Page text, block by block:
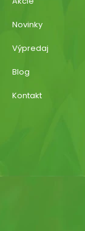
Novinky
Výpredaj
Blog
Kontakt